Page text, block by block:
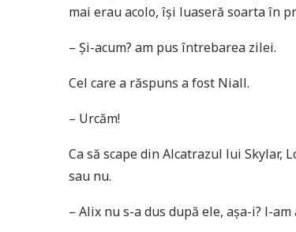
mai erau acolo, îşi luaseră soarta în
– Şi-acum? am pus întrebarea zilei.
Cel care a răspuns a fost Niall.
– Urcăm!
Ca să scape din Alcatrazul lui Skylar,
sau nu.
– Alix nu s-a dus după ele, aşa-i? l-am